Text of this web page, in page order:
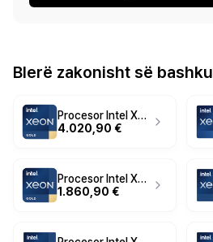
Blerë zakonisht së bashku
Procesor Intel Xeon Gold 6438Y+ / 32 Bërthama / 64 Threads / 2.00 GHz / Turbo deri në 4.00 GHz / 60 MB Cache / FCLGA4677 - Tray
4.020,90 €
Procesor Intel Xeon Gold 5318Y / 24 Bërthama / 48 Threads / 2.10 GHz / Turbo deri në 3.40 GHz / 36 MB Cache / FCLGA4189 - Tray
1.860,90 €